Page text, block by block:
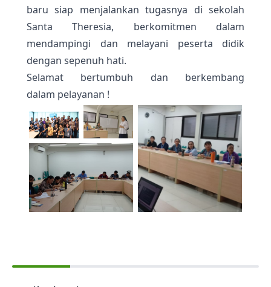
baru siap menjalankan tugasnya di sekolah
Santa Theresia, berkomitmen dalam
mendampingi dan melayani peserta didik
dengan sepenuh hati.
Selamat bertumbuh dan berkembang
dalam pelayanan !